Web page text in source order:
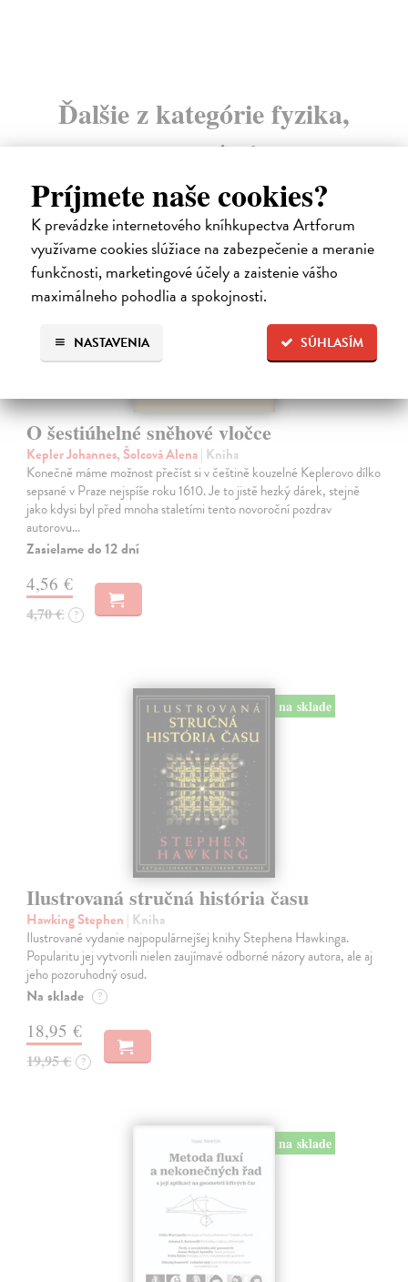
Príjmete naše cookies?
K prevádzke internetového kníhkupectva Artforum
využívame cookies slúžiace na zabezpečenie a meranie
funkčnosti, marketingové účely a zaistenie vášho
maximálneho pohodlia a spokojnosti.
SÚHLASÍM
NASTAVENIA
Ďalšie z kategórie fyzika,
astronómia
O šestiúhelné sněhové vločce
Kepler Johannes, Šolcová Alena| Kniha
Konečně máme možnost přečíst si v češtině kouzelné Keplerovo dílko
sepsané v Praze nejspíše roku 1610. Je to jistě hezký dárek, stejně
jako kdysi byl před mnoha staletími tento novoroční pozdrav
autorovu…
Zasielame do 12 dní
4,56 €
4,70 € ?
na sklade
Ilustrovaná stručná história času
Hawking Stephen | Kniha
Ilustrované vydanie najpopulárnejšej knihy Stephena Hawkinga.
Popularitu jej vytvorili nielen zaujímavé odborné názory autora, ale aj
jeho pozoruhodný osud.
Na sklade ?
18,95 €
19,95 € ?
na sklade